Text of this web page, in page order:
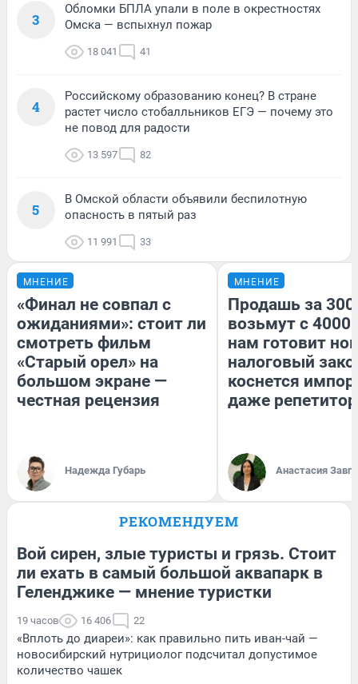
3
Обломки БПЛА упали в поле в окрестностях
Омска — вспыхнул пожар
18 041 41
4
Российскому образованию конец? В стране
растет число стобалльников ЕГЭ — почему это
не повод для радости
13 597 82
5
В Омской области объявили беспилотную
опасность в пятый раз
11 991 33
МНЕНИЕ
«Финал не совпал с
ожиданиями»: стоит ли
смотреть фильм
«Старый орел» на
большом экране —
честная рецензия
Надежда Губарь
МНЕНИЕ
Продашь за
возьмут с
нам готовит
налоговый
коснется
даже
Анастасия
РЕКОМЕНДУЕМ
Вой сирен, злые туристы и грязь. Стоит
ли ехать в самый большой аквапарк в
Геленджике — мнение туристки
19 часов 16 406 22
«Вплоть до диареи»: как правильно пить иван-чай —
новосибирский нутрициолог подсчитал допустимое
количество чашек